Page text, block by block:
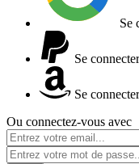
Se
Se
Se
Ou connectez-vous avec